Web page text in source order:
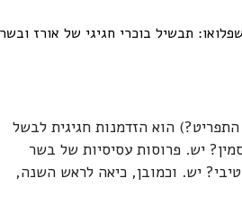
הוא הזדמנות חגיגית לבשל
יש. פרוסות עסיסיות של בשר
יש. וכמובן, כיאה לראש השנה,